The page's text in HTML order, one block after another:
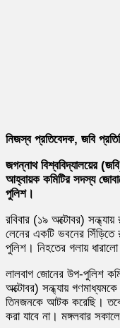
নিজস্ব প্রতিবেদক, জবি
জগন্নাথ বিশ্ববিদ্যালয়ের
আহ্বায়ক কমিটির সদস্য
পুলিশ।
রবিবার (১৯ অক্টোবর) সন্ধ্যায়
লেনের একটি ভবনের
পুলিশ। নিহতের গলায়
লালবাগ জোনের উপ-পুলিশ
অক্টোবর) সন্ধ্যায়
তিনজনকে আটক করেছি। তবে
করা যাবে না। মঙ্গলবার